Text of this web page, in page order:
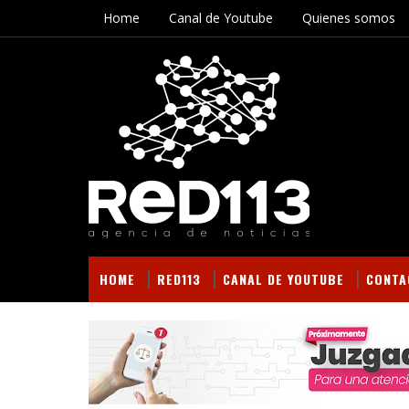
Home Canal de Youtube Quienes somos
HOME RED113 CANAL DE YOUTUBE